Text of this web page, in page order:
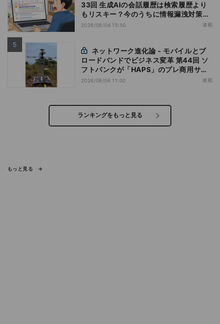
33回 生成AIの会話履歴は検索履歴より
もリスキー？今のうちに情報漏洩対策を
万全にしておこう
2026/08/06 15:50 連載
ロードバンドでビジネス変革 第44回 ソ
フトバンクが「HAPS」のプレ商用サー
ビス開始を表明、本格的な商用展開のめ
2026/08/06 11:00 連載
ランキングをもっと見る
もっと見る